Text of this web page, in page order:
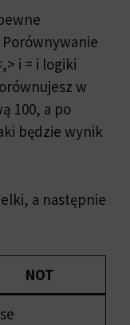
i = i logiki
w
100, a po
będzie wynik
a następnie
NOT